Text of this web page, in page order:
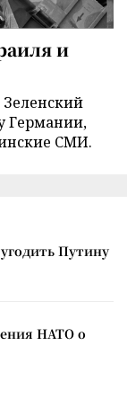
и
Германии,
СМИ.
Путину
НАТО о